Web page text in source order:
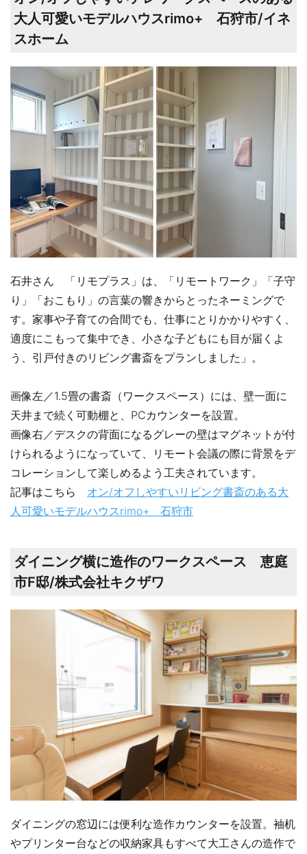
大人可愛いモデルハウスrimo+ 石狩市/イネ
スホーム
石井さん 「リモプラス」は、「リモートワーク」「子守
り」「おこもり」の言葉の響きからとったネーミングで
す。家事や子育ての合間でも、仕事にとりかかりやすく、
適度にこもって集中でき、小さな子どもにも目が届くよ
う、引戸付きのリビング書斎をプランしました」。
画像左／1.5畳の書斎（ワークスペース）には、壁一面に
天井まで続く可動棚と、PCカウンターを設置。
画像右／デスクの背面になるグレーの壁はマグネットが付
けられるようになっていて、リモート会議の際に背景をデ
コレーションして楽しめるよう工夫されています。
記事はこちら オン/オフしやすいリビング書斎のある大
人可愛いモデルハウスrimo+ 石狩市
ダイニング横に造作のワークスペース 恵庭
市F邸/株式会社キクザワ
ダイニングの窓辺には便利な造作カウンターを設置。袖机
やプリンター台などの収納家具もすべて大工さんの造作で